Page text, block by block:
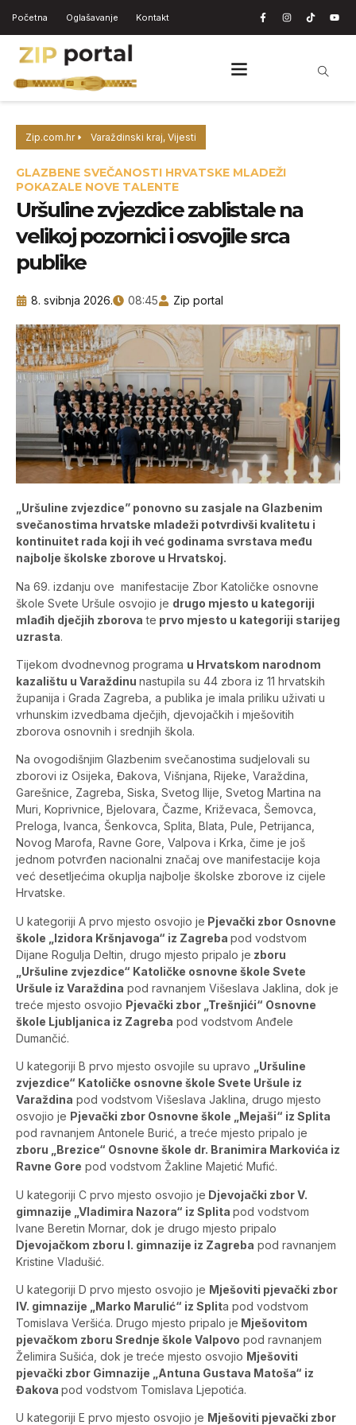
Početna Oglašavanje Kontakt
Zip.com.hr Varaždinski kraj, Vijesti
GLAZBENE SVEČANOSTI HRVATSKE MLADEŽI
POKAZALE NOVE TALENTE
Uršuline zvjezdice zablistale na
velikoj pozornici i osvojile srca
publike
8. svibnja 2026. 08:45 Zip portal
„Uršuline zvjezdice” ponovno su zasjale na Glazbenim
svečanostima hrvatske mladeži potvrdivši kvalitetu i
kontinuitet rada koji ih već godinama svrstava među
najbolje školske zborove u Hrvatskoj.
Na 69. izdanju ove manifestacije Zbor Katoličke osnovne
škole Svete Uršule osvojio je drugo mjesto u kategoriji
mlađih dječjih zborova te prvo mjesto u kategoriji starijeg
uzrasta.
Tijekom dvodnevnog programa u Hrvatskom narodnom
kazalištu u Varaždinu nastupila su 44 zbora iz 11 hrvatskih
županija i Grada Zagreba, a publika je imala priliku uživati u
vrhunskim izvedbama dječjih, djevojačkih i mješovitih
zborova osnovnih i srednjih škola.
Na ovogodišnjim Glazbenim svečanostima sudjelovali su
zborovi iz Osijeka, Đakova, Višnjana, Rijeke, Varaždina,
Garešnice, Zagreba, Siska, Svetog Ilije, Svetog Martina na
Muri, Koprivnice, Bjelovara, Čazme, Križevaca, Šemovca,
Preloga, Ivanca, Šenkovca, Splita, Blata, Pule, Petrijanca,
Novog Marofa, Ravne Gore, Valpova i Krka, čime je još
jednom potvrđen nacionalni značaj ove manifestacije koja
već desetljećima okuplja najbolje školske zborove iz cijele
Hrvatske.
U kategoriji A prvo mjesto osvojio je Pjevački zbor Osnovne
škole „Izidora Kršnjavoga“ iz Zagreba pod vodstvom
Dijane Rogulja Deltin, drugo mjesto pripalo je zboru
„Uršuline zvjezdice“ Katoličke osnovne škole Svete
Uršule iz Varaždina pod ravnanjem Višeslava Jaklina, dok je
treće mjesto osvojio Pjevački zbor „Trešnjići“ Osnovne
škole Ljubljanica iz Zagreba pod vodstvom Anđele
Dumančić.
U kategoriji B prvo mjesto osvojile su upravo
„Uršuline
zvjezdice“ Katoličke osnovne škole Svete Uršule iz
Varaždina pod vodstvom Višeslava Jaklina, drugo mjesto
osvojio je Pjevački zbor Osnovne škole „Mejaši“ iz Splita
pod ravnanjem Antonele Burić, a treće mjesto pripalo je
zboru „Brezice“ Osnovne škole dr. Branimira Markovića iz
Ravne Gore pod vodstvom Žakline Majetić Mufić.
U kategoriji C prvo mjesto osvojio je Djevojački zbor V.
gimnazije „Vladimira Nazora“ iz Splita pod vodstvom
Ivane Beretin Mornar, dok je drugo mjesto pripalo
Djevojačkom zboru I. gimnazije iz Zagreba pod ravnanjem
Kristine Vladušić.
U kategoriji D prvo mjesto osvojio je Mješoviti pjevački zbor
IV. gimnazije „Marko Marulić“ iz Splita pod vodstvom
Tomislava Veršića. Drugo mjesto pripalo je Mješovitom
pjevačkom zboru Srednje škole Valpovo pod ravnanjem
Želimira Sušića, dok je treće mjesto osvojio Mješoviti
pjevački zbor Gimnazije „Antuna Gustava Matoša“ iz
Đakova pod vodstvom Tomislava Ljepotića.
U kategoriji E prvo mjesto osvojio je Mješoviti pjevački zbor